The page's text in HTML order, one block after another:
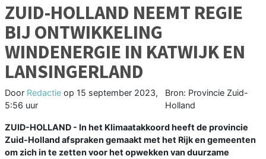
ZUID-HOLLAND NEEMT REGIE
BIJ ONTWIKKELING
WINDENERGIE IN KATWIJK EN
LANSINGERLAND
Door Redactie op 15 september 2023,
5:56 uur
Bron: Provincie Zuid-
Holland
ZUID-HOLLAND - In het Klimaatakkoord heeft de provincie
Zuid-Holland afspraken gemaakt met het Rijk en gemeenten
om zich in te zetten voor het opwekken van duurzame